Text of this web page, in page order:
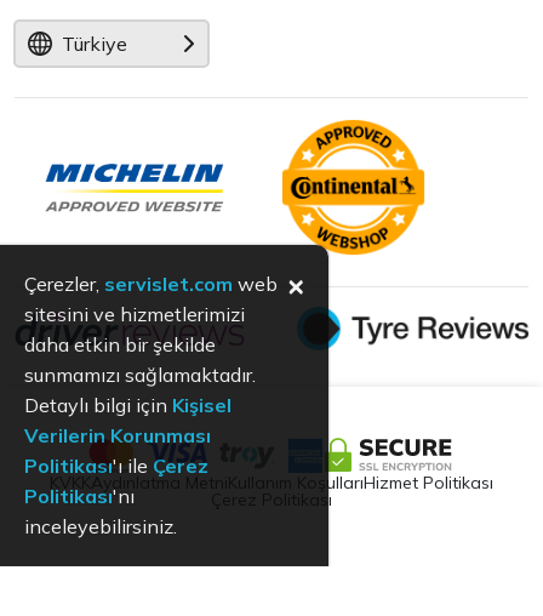
Türkiye
Aydınlatma Metni Kullanım KoşullarıHizmet Politikası
Çerez Politikası
Çerezler, servislet.com web
sitesini ve hizmetlerimizi
daha etkin bir şekilde
sunmamızı sağlamaktadır.
Detaylı bilgi için Kişisel
Verilerin Korunması
Politikası'ı ile Çerez
Politikası'nı
inceleyebilirsiniz.
×